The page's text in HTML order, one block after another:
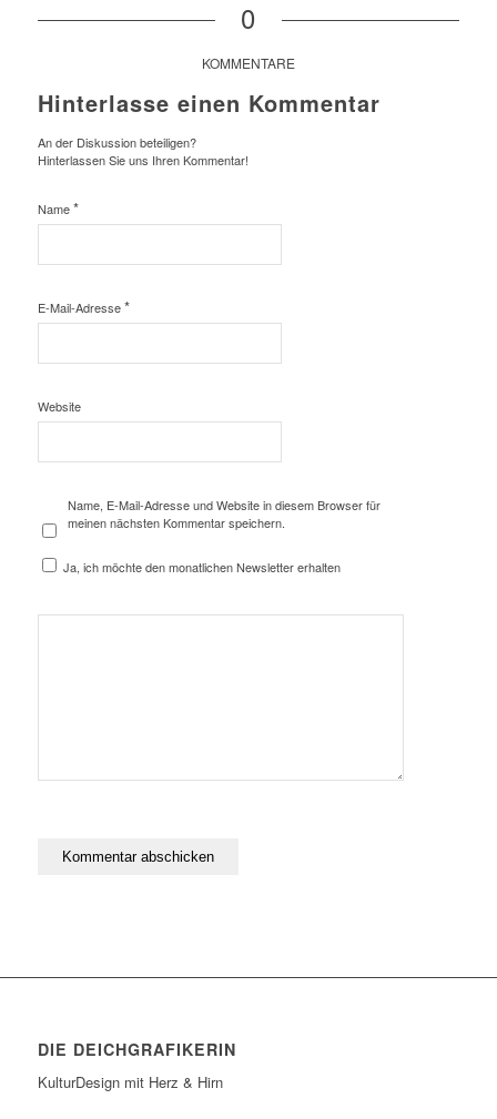
0
KOMMENTARE
Hinterlasse einen Kommentar
An der Diskussion beteiligen?
Hinterlassen Sie uns Ihren Kommentar!
Name*
E-Mail-Adresse*
Website
Name, E-Mail-Adresse und Website in diesem Browser für
meinen nächsten Kommentar speichern.
Ja, ich möchte den monatlichen Newsletter erhalten
DIE DEICHGRAFIKERIN
KulturDesign mit Herz & Hirn